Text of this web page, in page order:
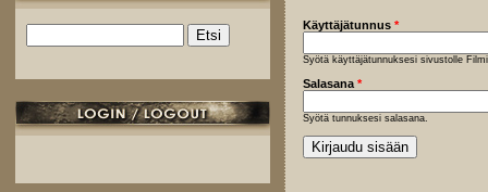
Hakulomake
Käyttäjätunnus *
Syötä käyttäjätunnuksesi sivustolle
Salasana *
Syötä tunnuksesi salasana.